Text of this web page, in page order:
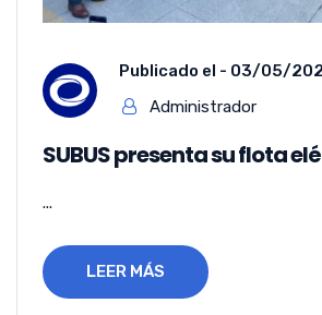
Publicado el - 03/05/
Administrador
SUBUS presenta su flota
...
LEER MÁS